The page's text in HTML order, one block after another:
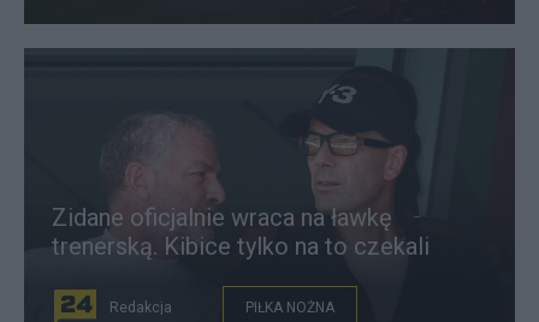
Zidane oficjalnie wraca na ławkę
trenerską. Kibice tylko na to czekali
Redakcja PIŁKA NOŻNA